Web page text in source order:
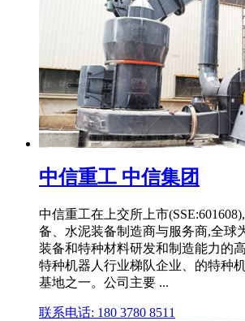
中信重工 中信集团
中信重工在上交所上市
备、水泥装备制造商与服务商,全球
装备和特种材料研发和制造能力的
特种机器人行业梯队企业、的特种
基地之一。公司主要 ...
联系电话: 180 3780 8511